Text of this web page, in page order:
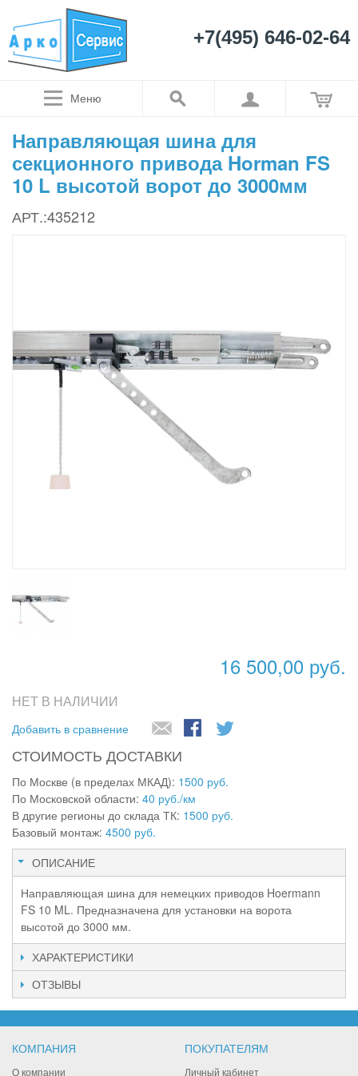
+7(495) 646-02-64
Меню
Направляющая шина для
секционного привода Horman FS
10 L высотой ворот до 3000мм
АРТ.:435212
16 500,00 руб.
НЕТ В НАЛИЧИИ
Добавить в сравнение
СТОИМОСТЬ ДОСТАВКИ
По Москве (в пределах МКАД): 1500 руб.
По Московской области: 40 руб./км
В другие регионы до склада ТК: 1500 руб.
Базовый монтаж: 4500 руб.
ОПИСАНИЕ
Направляющая шина для немецких приводов Hoermann
FS 10 ML. Предназначена для установки на ворота
высотой до 3000 мм.
ХАРАКТЕРИСТИКИ
ОТЗЫВЫ
КОМПАНИЯ
О компании
ПОКУПАТЕЛЯМ
Личный кабинет